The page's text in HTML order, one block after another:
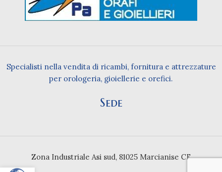
Specialisti nella vendita di ricambi, fornitura e attrezzature
per orologeria, gioiellerie e orefici.
Sede
Zona Industriale Asi sud, 81025 Marcianise CE